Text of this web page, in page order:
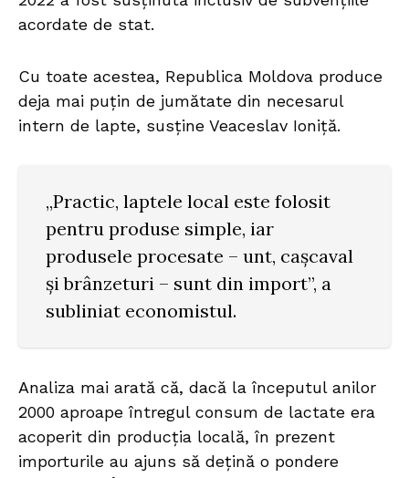
acordate de stat.
Cu toate acestea, Republica Moldova produce
deja mai puțin de jumătate din necesarul
intern de lapte, susține Veaceslav Ioniță.
„Practic, laptele local este folosit
pentru produse simple, iar
produsele procesate – unt, cașcaval
și brânzeturi – sunt din import”, a
subliniat economistul.
Analiza mai arată că, dacă la începutul anilor
2000 aproape întregul consum de lactate era
acoperit din producția locală, în prezent
importurile au ajuns să dețină o pondere